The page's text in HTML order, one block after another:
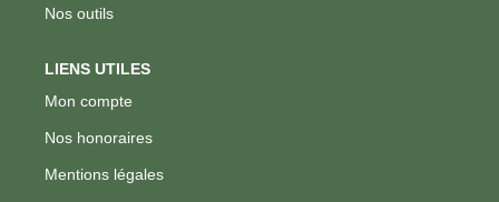
Nos outils
LIENS UTILES
Mon compte
Nos honoraires
Mentions légales